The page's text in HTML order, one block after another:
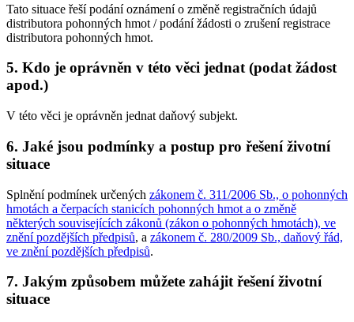
Tato situace řeší podání oznámení o změně registračních údajů
distributora pohonných hmot / podání žádosti o zrušení registrace
distributora pohonných hmot.
5. Kdo je oprávněn v této věci jednat (podat žádost
apod.)
V této věci je oprávněn jednat daňový subjekt.
6. Jaké jsou podmínky a postup pro řešení životní
situace
Splnění podmínek určených zákonem č. 311/2006 Sb., o pohonných
hmotách a čerpacích stanicích pohonných hmot a o změně
některých souvisejících zákonů (zákon o pohonných hmotách), ve
znění pozdějších předpisů, a zákonem č. 280/2009 Sb., daňový řád,
ve znění pozdějších předpisů.
7. Jakým způsobem můžete zahájit řešení životní
situace